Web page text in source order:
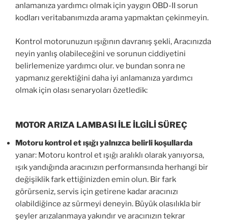
anlamanıza yardımcı olmak için yaygın OBD-II sorun
kodları veritabanımızda arama yapmaktan çekinmeyin.
Kontrol motorunuzun ışığının davranış şekli, Aracınızda
neyin yanlış olabileceğini ve sorunun ciddiyetini
belirlemenize yardımcı olur. ve bundan sonra ne
yapmanız gerektiğini daha iyi anlamanıza yardımcı
olmak için olası senaryoları özetledik:
MOTOR ARIZA LAMBASI İLE İLGİLİ SÜREÇ
Motoru kontrol et ışığı yalnızca belirli koşullarda
yanar: Motoru kontrol et ışığı aralıklı olarak yanıyorsa,
ışık yandığında aracınızın performansında herhangi bir
değişiklik fark ettiğinizden emin olun. Bir fark
görürseniz, servis için getirene kadar aracınızı
olabildiğince az sürmeyi deneyin. Büyük olasılıkla bir
şeyler arızalanmaya yakındır ve aracınızın tekrar